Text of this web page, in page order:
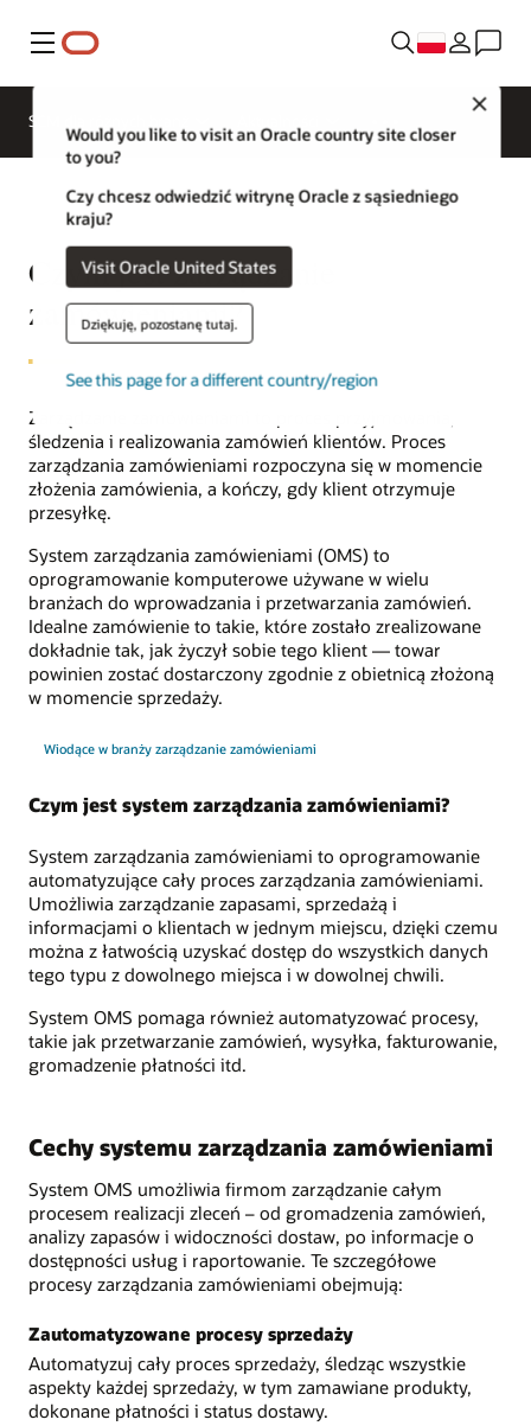
Menu
Would you like to visit an Oracle country site closer
to you?
Czy chcesz odwiedzić witrynę Oracle z sąsiedniego
kraju?
Visit Oracle United States
Dziękuję, pozostanę tutaj.
See this page for a different country/region
SCM dla różnych branż
Czym jest zarządzanie
zamówieniami?
Zarządzanie zamówieniami to proces przyjmowania,
śledzenia i realizowania zamówień klientów. Proces
zarządzania zamówieniami rozpoczyna się w momencie
złożenia zamówienia, a kończy, gdy klient otrzymuje
przesyłkę.
System zarządzania zamówieniami (OMS) to
oprogramowanie komputerowe używane w wielu
branżach do wprowadzania i przetwarzania zamówień.
Idealne zamówienie to takie, które zostało zrealizowane
dokładnie tak, jak życzył sobie tego klient — towar
powinien zostać dostarczony zgodnie z obietnicą złożoną
w momencie sprzedaży.
Wiodące w branży zarządzanie zamówieniami
Czym jest system zarządzania zamówieniami?
System zarządzania zamówieniami to oprogramowanie
automatyzujące cały proces zarządzania zamówieniami.
Umożliwia zarządzanie zapasami, sprzedażą i
informacjami o klientach w jednym miejscu, dzięki czemu
można z łatwością uzyskać dostęp do wszystkich danych
tego typu z dowolnego miejsca i w dowolnej chwili.
System OMS pomaga również automatyzować procesy,
takie jak przetwarzanie zamówień, wysyłka, fakturowanie,
gromadzenie płatności itd.
Cechy systemu zarządzania zamówieniami
System OMS umożliwia firmom zarządzanie całym
procesem realizacji zleceń – od gromadzenia zamówień,
analizy zapasów i widoczności dostaw, po informacje o
dostępności usług i raportowanie. Te szczegółowe
procesy zarządzania zamówieniami obejmują:
Zautomatyzowane procesy sprzedaży
Automatyzuj cały proces sprzedaży, śledząc wszystkie
aspekty każdej sprzedaży, w tym zamawiane produkty,
dokonane płatności i status dostawy.